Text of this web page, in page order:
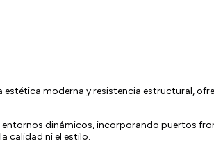
estética moderna y resistencia estructural,
dinámicos, incorporando puertos
calidad ni el estilo.